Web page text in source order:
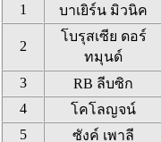
1
บาเยิร์น มิวนิค
2
โบรุสเซีย ดอร์
ทมุนด์
3 RB ลีบซิก
4
โคโลญจน์
5
ซังค์ เพาลี